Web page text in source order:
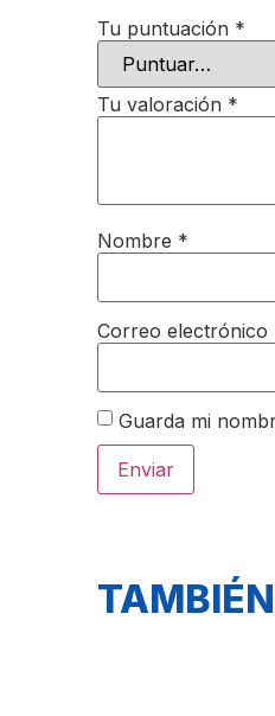
Tu puntuación *
Tu valoración *
Nombre *
Correo electrónico
Guarda mi